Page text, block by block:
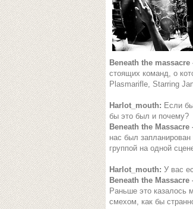
Beneath the massacre
стоящих команд, о
Plasmarifle, Starring
Harlot_mouth: Если
бы это был и почему?
Beneath the Massacre
нас был
группой на одной
Harlot_mouth: У вас
Beneath the Massacre
Раньше это казалось
смехом, как бы